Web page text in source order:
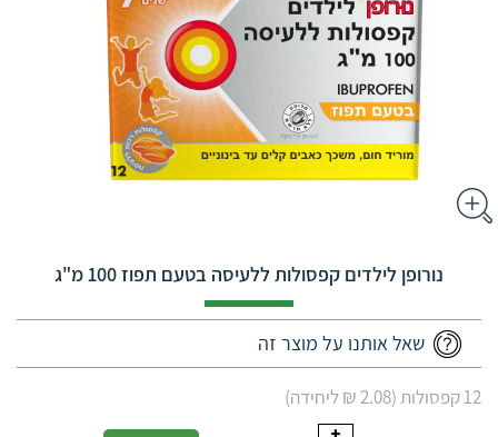
נורופן לילדים קפסולות ללעיסה בטעם תפוז 100 מ"ג
שאל אותנו על מוצר זה
12 קפסולות (2.08 ₪ ליחידה)